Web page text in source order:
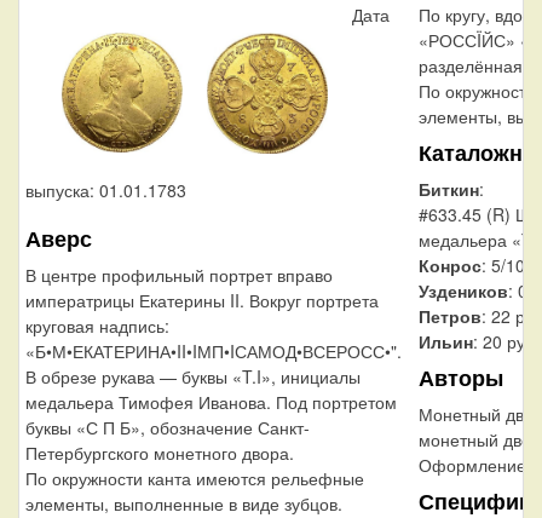
Дата
выпуска: 01.01.1783
Аверс
В центре профильный портрет вправо
императрицы Екатерины II. Вокруг портрета
круговая надпись:
«Б•М•ЕКАТЕРИНА•II•IМП•IСАМОД•ВСЕРОСС•".
В обрезе рукава — буквы «T.I», инициалы
медальера Тимофея Иванова. Под портретом
буквы «С П Б», обозначение Санкт-
Петербургского монетного двора.
По окружности канта имеются рельефные
элементы, выполненные в виде зубцов.
По кругу,
«РОССÏЙС»
разделённая
По
элементы,
Биткин:
#633.45 (R)
медальера
Конрос: 5/10
Уздеников:
Петров: 22
Ильин: 20
Авторы
Монетный
монетный двор
Оформление